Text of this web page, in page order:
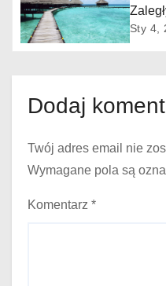
s
u
Sty 4,
Dodaj
Twój adres email nie
Wymagane pola są
Komentarz *